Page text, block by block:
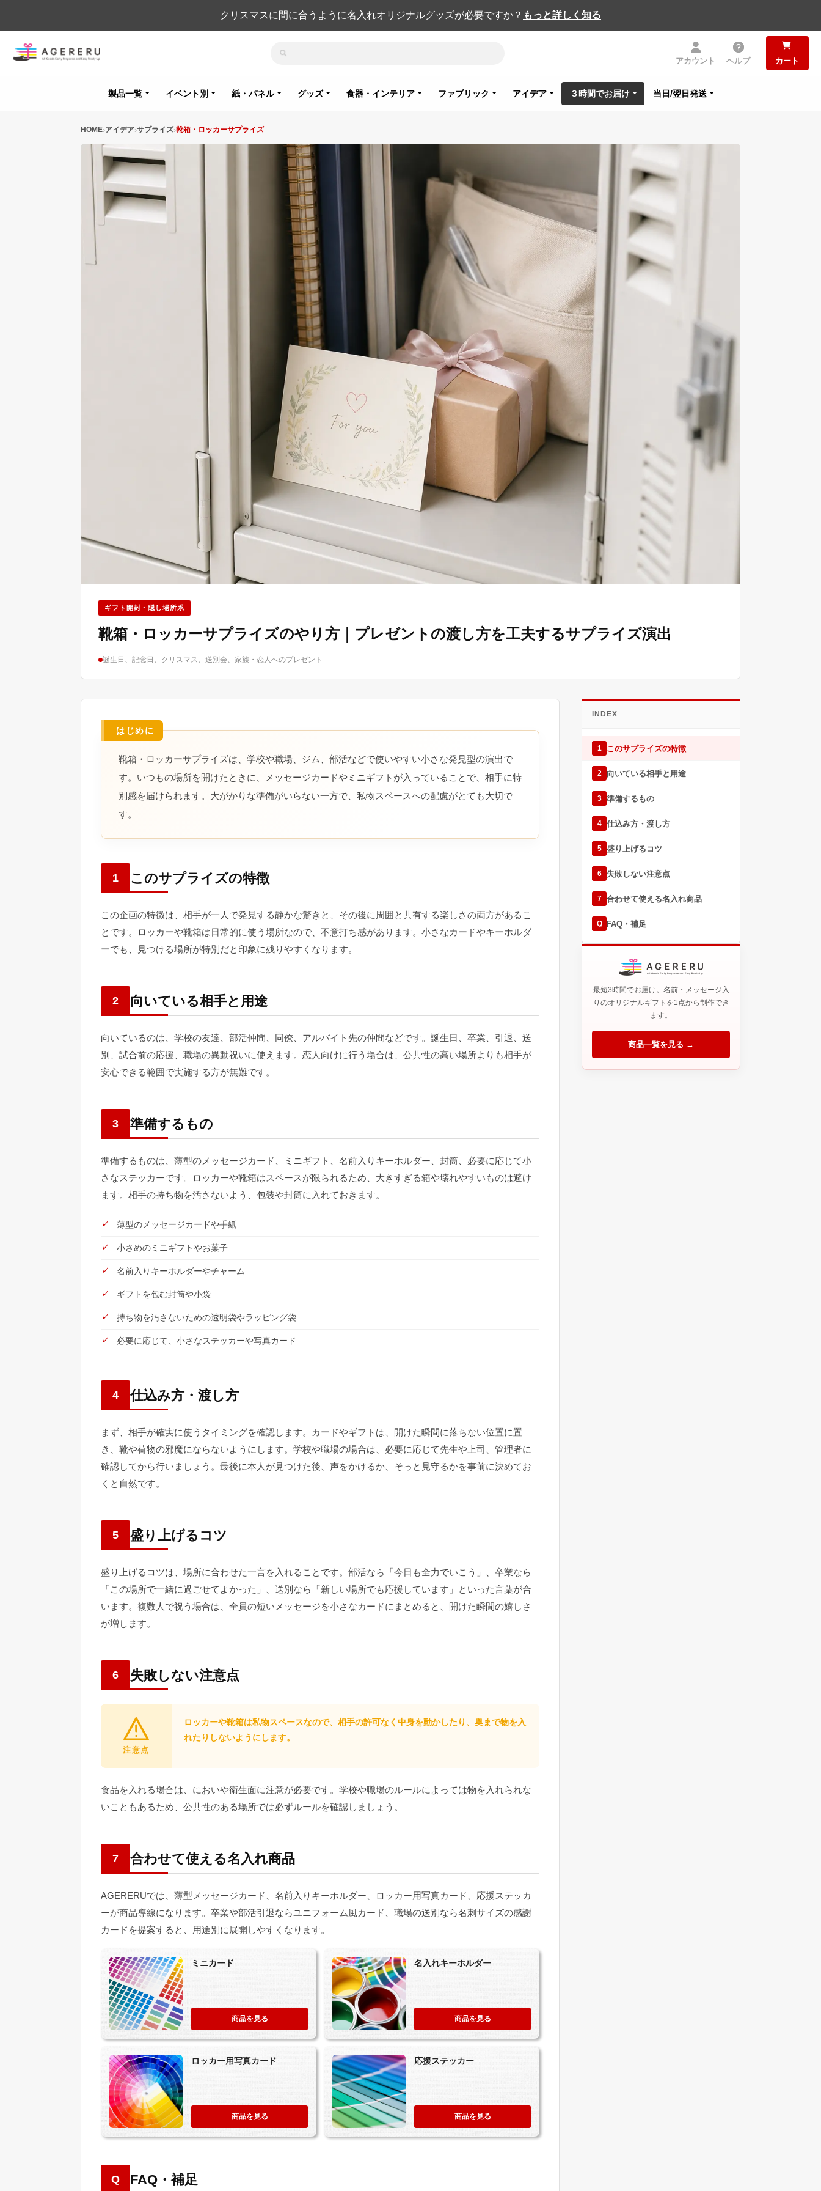
クリスマスに間に合うように名入れオリジナルグッズが必要ですか？ もっと詳しく知る
アカウント ヘルプ カート
製品一覧 イベント別 紙・パネル グッズ 食器・インテリア ファブリック アイデア ３時間でお届け 当日/翌日発送
HOME アイデア サプライズ 靴箱・ロッカーサプライズ
ギフト開封・隠し場所系
靴箱・ロッカーサプライズのやり方｜プレゼントの渡し方を工夫するサプライズ演出
誕生日、記念日、クリスマス、送別会、家族・恋人へのプレゼント
靴箱・ロッカーサプライズは、学校や職場、ジム、部活などで使いやすい小さな発見型の演出で
す。いつもの場所を開けたときに、メッセージカードやミニギフトが入っていることで、相手に特
別感を届けられます。大がかりな準備がいらない一方で、私物スペースへの配慮がとても大切で
す。
1 このサプライズの特徴
この企画の特徴は、相手が一人で発見する静かな驚きと、その後に周囲と共有する楽しさの両方があるこ
とです。ロッカーや靴箱は日常的に使う場所なので、不意打ち感があります。小さなカードやキーホルダ
ーでも、見つける場所が特別だと印象に残りやすくなります。
2 向いている相手と用途
向いているのは、学校の友達、部活仲間、同僚、アルバイト先の仲間などです。誕生日、卒業、引退、送
別、試合前の応援、職場の異動祝いに使えます。恋人向けに行う場合は、公共性の高い場所よりも相手が
安心できる範囲で実施する方が無難です。
3 準備するもの
準備するものは、薄型のメッセージカード、ミニギフト、名前入りキーホルダー、封筒、必要に応じて小
さなステッカーです。ロッカーや靴箱はスペースが限られるため、大きすぎる箱や壊れやすいものは避け
ます。相手の持ち物を汚さないよう、包装や封筒に入れておきます。
薄型のメッセージカードや手紙
小さめのミニギフトやお菓子
名前入りキーホルダーやチャーム
ギフトを包む封筒や小袋
持ち物を汚さないための透明袋やラッピング袋
必要に応じて、小さなステッカーや写真カード
4 仕込み方・渡し方
まず、相手が確実に使うタイミングを確認します。カードやギフトは、開けた瞬間に落ちない位置に置
き、靴や荷物の邪魔にならないようにします。学校や職場の場合は、必要に応じて先生や上司、管理者に
確認してから行いましょう。最後に本人が見つけた後、声をかけるか、そっと見守るかを事前に決めてお
くと自然です。
5 盛り上げるコツ
盛り上げるコツは、場所に合わせた一言を入れることです。部活なら「今日も全力でいこう」、卒業なら
「この場所で一緒に過ごせてよかった」、送別なら「新しい場所でも応援しています」といった言葉が合
います。複数人で祝う場合は、全員の短いメッセージを小さなカードにまとめると、開けた瞬間の嬉しさ
が増します。
6 失敗しない注意点
注意点
ロッカーや靴箱は私物スペースなので、相手の許可なく中身を動かしたり、奥まで物を入
れたりしないようにします。
食品を入れる場合は、においや衛生面に注意が必要です。学校や職場のルールによっては物を入れられな
いこともあるため、公共性のある場所では必ずルールを確認しましょう。
7 合わせて使える名入れ商品
AGERERUでは、薄型メッセージカード、名前入りキーホルダー、ロッカー用写真カード、応援ステッカ
ーが商品導線になります。卒業や部活引退ならユニフォーム風カード、職場の送別なら名刺サイズの感謝
カードを提案すると、用途別に展開しやすくなります。
ミニカード
商品を見る
名入れキーホルダー
商品を見る
ロッカー用写真カード
商品を見る
応援ステッカー
商品を見る
Q FAQ・補足
INDEX
1 このサプライズの特徴
2 向いている相手と用途
3 準備するもの
4 仕込み方・渡し方
5 盛り上げるコツ
6 失敗しない注意点
7 合わせて使える名入れ商品
Q FAQ・補足
最短3時間でお届け。名前・メッセージ入
りのオリジナルギフトを1点から制作でき
ます。
商品一覧を見る →